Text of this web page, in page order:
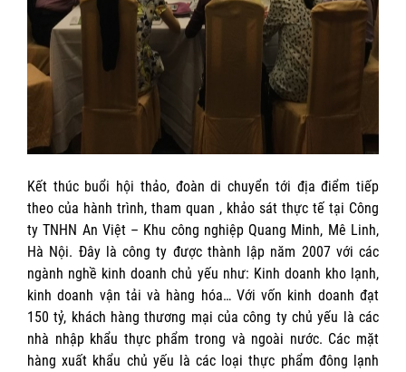
Kết thúc buổi hội thảo, đoàn di chuyển tới địa điểm tiếp
theo của hành trình, tham quan , khảo sát thực tế tại Công
ty TNHN An Việt – Khu công nghiệp Quang Minh, Mê Linh,
Hà Nội. Đây là công ty được thành lập năm 2007 với các
ngành nghề kinh doanh chủ yếu như: Kinh doanh kho lạnh,
kinh doanh vận tải và hàng hóa… Với vốn kinh doanh đạt
150 tỷ, khách hàng thương mại của công ty chủ yếu là các
nhà nhập khẩu thực phẩm trong và ngoài nước. Các mặt
hàng xuất khẩu chủ yếu là các loại thực phẩm đông lạnh